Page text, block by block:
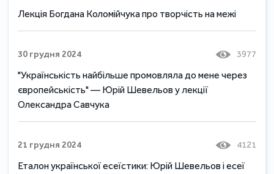
Лекція Богдана Коломійчука про творчість на межі
30 грудня 2024 3977
"Українськість найбільше промовляла до мене через
європейськість" — Юрій Шевельов у лекції
Олександра Савчука
21 грудня 2024 4121
Еталон української есеїстики: Юрій Шевельов і есеї